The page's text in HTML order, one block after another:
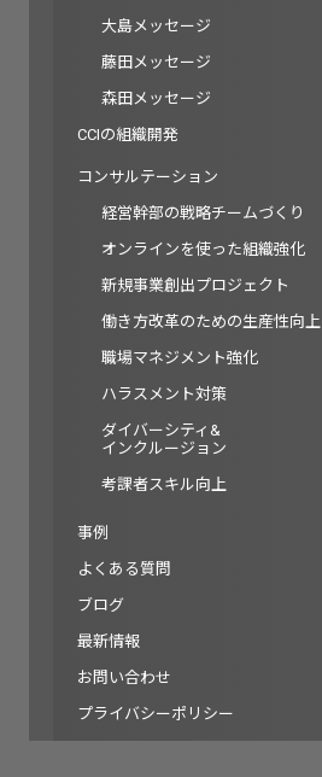
大島メッセージ
藤田メッセージ
森田メッセージ
CCIの組織開発
コンサルテーション
経営幹部の戦略チームづくり
オンラインを使った組織強化
新規事業創出プロジェクト
働き方改革のための生産性向上
職場マネジメント強化
ハラスメント対策
ダイバーシティ&
インクルージョン
考課者スキル向上
事例
よくある質問
ブログ
最新情報
お問い合わせ
プライバシーポリシー